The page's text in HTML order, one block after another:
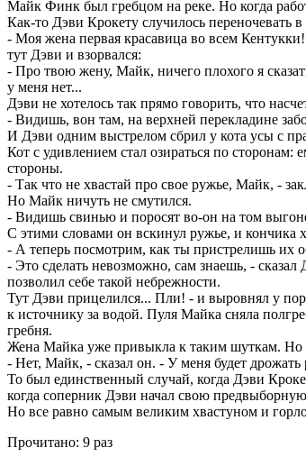
Майк Финк был гребцом на реке. Но когда
Как-то Дэви Крокету случилось
- Моя жена первая красавица во всем
тут Дэви и взорвался:
- Про твою жену, Майк, ничего плохого я
у меня нет...
Дэви не хотелось так прямо говорить, что
- Видишь, вон там, на верхней перекладине
И Дэви одним выстрелом сбрил у кота усы с
Кот с удивлением стал озираться по
стороны.
- Так что не хвастай про свое ружье, Майк, -
Но Майк ничуть не смутился.
- Видишь свинью и поросят во-он на том
С этими словами он вскинул ружье, и кончика
- А теперь посмотрим, как ты пристрелишь их
- Это сделать невозможно, сам знаешь, -
позволил себе такой небрежности.
Тут Дэви прицелился... Пли! - и выровнял у
к источнику за водой. Пуля Майка сняла
гребня.
Жена Майка уже привыкла к таким шуткам. Но
- Нет, Майк, - сказал он. - У меня будет
То был единственный случай, когда Дэви
когда соперник Дэви начал свою
Но все равно самым великим хвастуном и
Прочитано: 9 раз